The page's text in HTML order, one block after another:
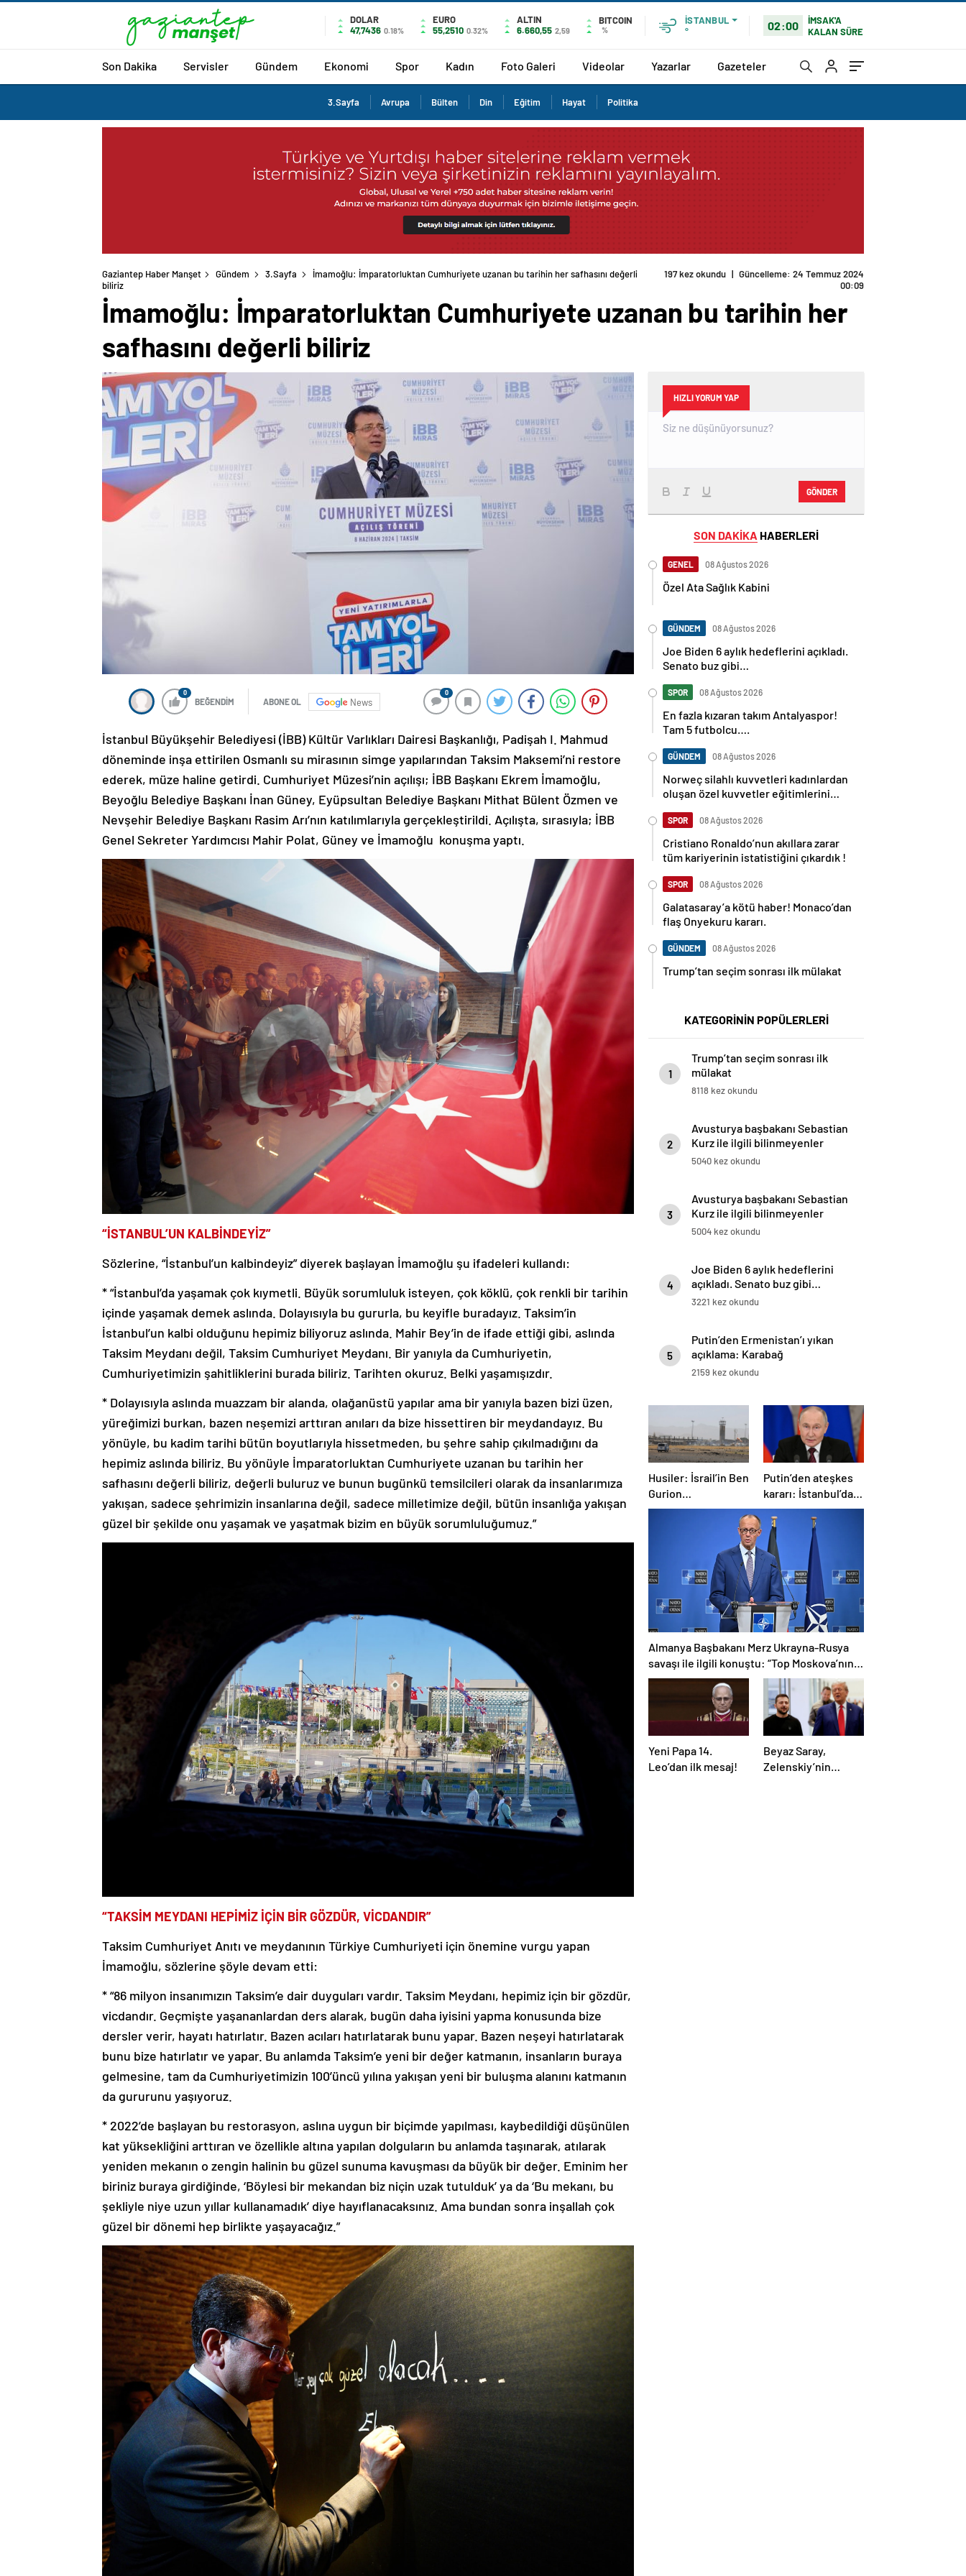
DOLAR
47,7436 0.18%
EURO
55,2510 0.32%
ALTIN
6.660,55 2,59
BITCOIN
%
İSTANBUL
°
02:00
İMSAK'A
KALAN SÜRE
Son Dakika Servisler Gündem Ekonomi Spor Kadın Foto Galeri Videolar Yazarlar Gazeteler
3.Sayfa Avrupa Bülten Din Eğitim Hayat Politika
Gaziantep Haber Manşet Gündem 3.Sayfa İmamoğlu: İmparatorluktan Cumhuriyete uzanan bu tarihin her safhasını değerli biliriz
İmamoğlu: İmparatorluktan Cumhuriyete uzanan bu tarihin her
safhasını değerli biliriz
News
döneminde inşa ettirilen Osmanlı su mirasının simge yapılarından Taksim Maksemi’ni restore
ederek, müze haline getirdi. Cumhuriyet Müzesi’nin açılışı; İBB Başkanı Ekrem İmamoğlu,
Beyoğlu Belediye Başkanı İnan Güney, Eyüpsultan Belediye Başkanı Mithat Bülent Özmen ve
Nevşehir Belediye Başkanı Rasim Arı’nın katılımlarıyla gerçekleştirildi. Açılışta, sırasıyla; İBB
Genel Sekreter Yardımcısı Mahir Polat, Güney ve İmamoğlu konuşma yaptı.
içinde yaşamak demek aslında. Dolayısıyla bu gururla, bu keyifle buradayız. Taksim’in
İstanbul’un kalbi olduğunu hepimiz biliyoruz aslında. Mahir Bey’in de ifade ettiği gibi, aslında
Taksim Meydanı değil, Taksim Cumhuriyet Meydanı. Bir yanıyla da Cumhuriyetin,
Cumhuriyetimizin şahitliklerini burada biliriz. Tarihten okuruz. Belki yaşamışızdır.
yüreğimizi burkan, bazen neşemizi arttıran anıları da bize hissettiren bir meydandayız. Bu
yönüyle, bu kadim tarihi bütün boyutlarıyla hissetmeden, bu şehre sahip çıkılmadığını da
hepimiz aslında biliriz. Bu yönüyle İmparatorluktan Cumhuriyete uzanan bu tarihin her
safhasını değerli biliriz, değerli buluruz ve bunun bugünkü temsilcileri olarak da insanlarımıza
yakışan, sadece şehrimizin insanlarına değil, sadece milletimize değil, bütün insanlığa yakışan
güzel bir şekilde onu yaşamak ve yaşatmak bizim en büyük sorumluluğumuz.”
İmamoğlu, sözlerine şöyle devam etti:
vicdandır. Geçmişte yaşananlardan ders alarak, bugün daha iyisini yapma konusunda bize
dersler verir, hayatı hatırlatır. Bazen acıları hatırlatarak bunu yapar. Bazen neşeyi hatırlatarak
bunu bize hatırlatır ve yapar. Bu anlamda Taksim’e yeni bir değer katmanın, insanların buraya
gelmesine, tam da Cumhuriyetimizin 100’üncü yılına yakışan yeni bir buluşma alanını katmanın
da gururunu yaşıyoruz.
kat yüksekliğini arttıran ve özellikle altına yapılan dolguların bu anlamda taşınarak, atılarak
yeniden mekanın o zengin halinin bu güzel sunuma kavuşması da büyük bir değer. Eminim her
biriniz buraya girdiğinde, ‘Böylesi bir mekandan biz niçin uzak tutulduk’ ya da ‘Bu mekanı, bu
şekliyle niye uzun yıllar kullanamadık’ diye hayıflanacaksınız. Ama bundan sonra inşallah çok
güzel bir dönemi hep birlikte yaşayacağız.”
HIZLI YORUM YAP
GÖNDER
Özel Ata Sağlık Kabini
Joe Biden 6 aylık hedeflerini açıkladı.
Senato buz gibi…
En fazla kızaran takım Antalyaspor!
Tam 5 futbolcu….
Norweç silahlı kuvvetleri kadınlardan
oluşan özel kuvvetler eğitimlerini
başlattı.
Cristiano Ronaldo’nun akıllara zarar
tüm kariyerinin istatistiğini çıkardık !
Galatasaray’a kötü haber! Monaco’dan
flaş Onyekuru kararı.
Trump’tan seçim sonrası ilk mülakat
1
mülakat
8118 kez okundu
2
Kurz ile ilgili bilinmeyenler
5040 kez okundu
3
Kurz ile ilgili bilinmeyenler
5004 kez okundu
4
açıkladı. Senato buz gibi…
3221 kez okundu
5
açıklama: Karabağ
Azerbaycan’ın ayrılmaz bir
parçasıdır!
2159 kez okundu
Husiler: İsrail’in Ben
Gurion
Havalimanı’nı
hipersonik füzeyle
Putin’den ateşkes
kararı: İstanbul’da
görüşmelere
başlamayı
öneriyoruz
Almanya Başbakanı Merz Ukrayna-Rusya
savaşı ile ilgili konuştu: “Top Moskova’nın
sahasında”
Yeni Papa 14.
Leo’dan ilk mesaj!
Beyaz Saray,
Zelenskiy’nin
Trump’ı aradığını